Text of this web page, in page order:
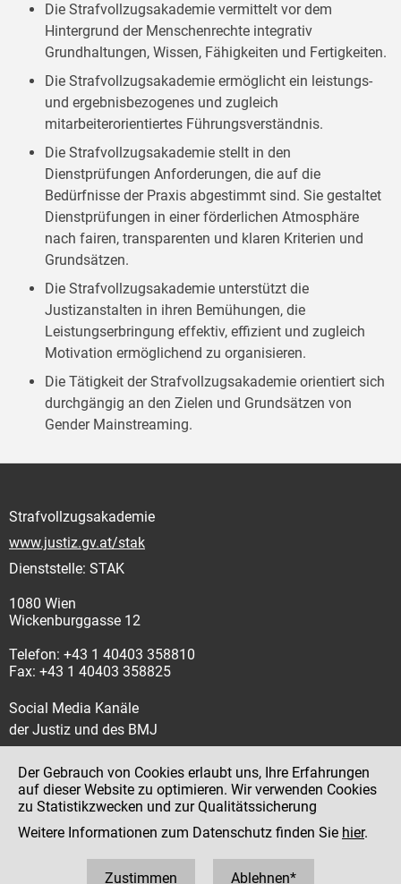
Die Strafvollzugsakademie vermittelt vor dem
Hintergrund der Menschenrechte integrativ
Grundhaltungen, Wissen, Fähigkeiten und Fertigkeiten.
Die Strafvollzugsakademie ermöglicht ein leistungs-
und ergebnisbezogenes und zugleich
mitarbeiterorientiertes Führungsverständnis.
Die Strafvollzugsakademie stellt in den
Dienstprüfungen Anforderungen, die auf die
Bedürfnisse der Praxis abgestimmt sind. Sie gestaltet
Dienstprüfungen in einer förderlichen Atmosphäre
nach fairen, transparenten und klaren Kriterien und
Grundsätzen.
Die Strafvollzugsakademie unterstützt die
Justizanstalten in ihren Bemühungen, die
Leistungserbringung effektiv, effizient und zugleich
Motivation ermöglichend zu organisieren.
Die Tätigkeit der Strafvollzugsakademie orientiert sich
durchgängig an den Zielen und Grundsätzen von
Gender Mainstreaming.
Strafvollzugsakademie
www.justiz.gv.at/stak
Dienststelle: STAK
1080 Wien
Wickenburggasse 12
Telefon: +43 1 40403 358810
Fax: +43 1 40403 358825
Social Media Kanäle
der Justiz und des BMJ
Impressum
Datenschutz
Der Gebrauch von Cookies erlaubt uns, Ihre Erfahrungen
auf dieser Website zu optimieren. Wir verwenden Cookies
zu Statistikzwecken und zur Qualitätssicherung
Weitere Informationen zum Datenschutz finden Sie hier.
Zustimmen Ablehnen*